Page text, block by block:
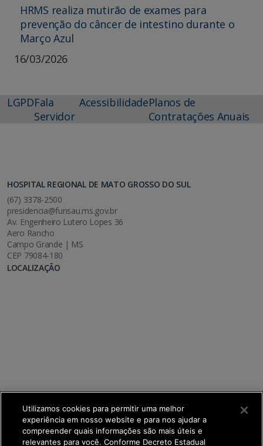
HRMS realiza mutirão de exames para
prevenção do câncer de intestino durante o
Março Azul
16/03/2026
LGPDFala
Servidor
AcessibilidadePlanos de
Contratações Anuais
HOSPITAL REGIONAL DE MATO GROSSO DO SUL
(67) 3378-2500
presidencia@funsau.ms.gov.br
Av. Engenheiro Lutero Lopes 36
Aero Rancho
Campo Grande | MS
CEP 79084-180
LOCALIZAÇÃO
Utilizamos cookies para permitir uma melhor
experiência em nosso website e para nos ajudar a
compreender quais informações são mais úteis e
relevantes para você. Conforme Decreto Estadual